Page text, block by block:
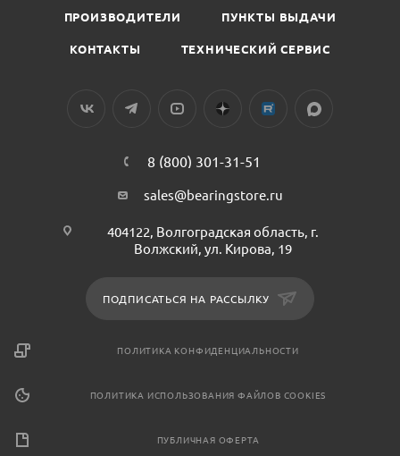
ПРОИЗВОДИТЕЛИ ПУНКТЫ ВЫДАЧИ
КОНТАКТЫ ТЕХНИЧЕСКИЙ СЕРВИС
8 (800) 301-31-51
sales@bearingstore.ru
404122, Волгоградская область, г.
Волжский, ул. Кирова, 19
ПОДПИСАТЬСЯ НА РАССЫЛКУ
ПОЛИТИКА КОНФИДЕНЦИАЛЬНОСТИ
ПОЛИТИКА ИСПОЛЬЗОВАНИЯ ФАЙЛОВ COOKIES
ПУБЛИЧНАЯ ОФЕРТА